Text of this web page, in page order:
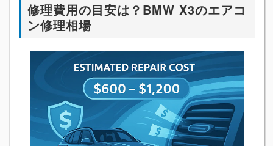
修理費用の目安は？BMW X3のエアコ
ン修理相場